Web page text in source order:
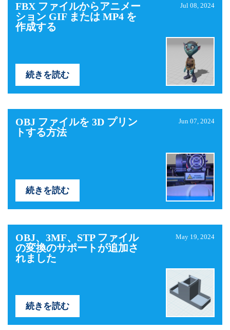
FBX ファイルからアニメー
ション GIF または MP4 を
作成する
Jul 08, 2024
続きを読む
OBJ ファイルを 3D プリン
トする方法
Jun 07, 2024
続きを読む
OBJ、3MF、STP ファイル
の変換のサポートが追加さ
れました
May 19, 2024
続きを読む